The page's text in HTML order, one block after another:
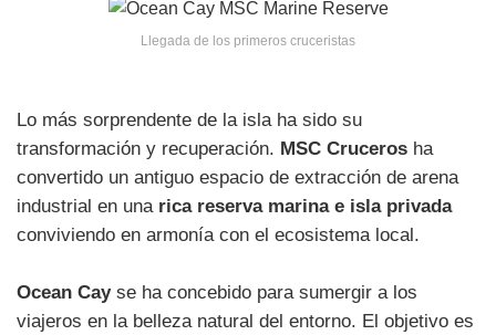
Llegada de los primeros cruceristas
Lo más sorprendente de la isla ha sido su
transformación y recuperación. MSC Cruceros ha
convertido un antiguo espacio de extracción de arena
industrial en una rica reserva marina e isla privada
conviviendo en armonía con el ecosistema local.
Ocean Cayse ha concebido para sumergir a los
viajeros en la belleza natural del entorno. El objetivo es